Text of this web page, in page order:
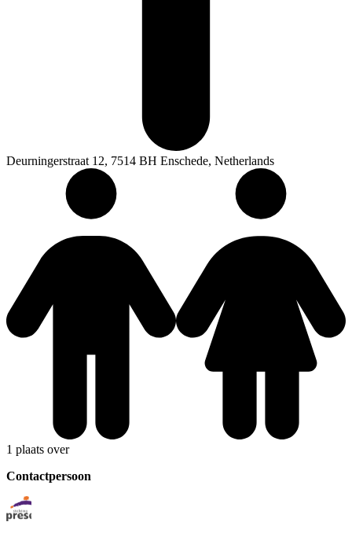
Deurningerstraat 12, 7514 BH Enschede, Netherlands
1 plaats over
Contactpersoon